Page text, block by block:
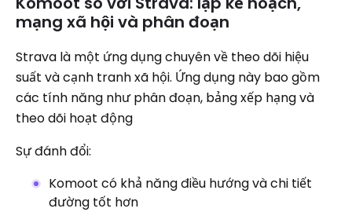
mạng xã hội và phân đoạn
Strava là một ứng dụng chuyên về theo dõi hiệu
suất và cạnh tranh xã hội. Ứng dụng này bao gồm
các tính năng như phân đoạn, bảng xếp hạng và
theo dõi hoạt động
Sự đánh đổi:
Komoot có khả năng điều hướng và chi tiết
đường tốt hơn